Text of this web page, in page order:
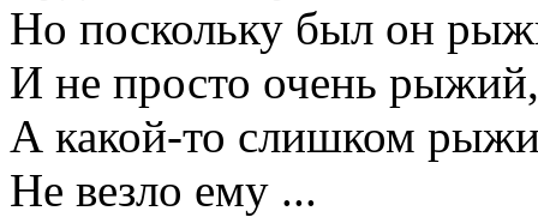
Но поскольку был он
И не просто очень рыжий,
А какой-то слишком
Не везло ему ...